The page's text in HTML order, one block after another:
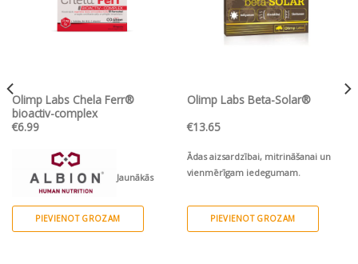
Olimp Labs Chela Ferr®
bioactiv-complex
€6.99
Jaunākās
paaudzes organisks dzelzs helāts ar
folskābi, B6, B12 un C vitamīnu
PIEVIENOT GROZAM
Olimp Labs Beta-Solar®
€13.65
Ādas aizsardzībai, mitrināšanai un
vienmērīgam iedegumam.
PIEVIENOT GROZAM